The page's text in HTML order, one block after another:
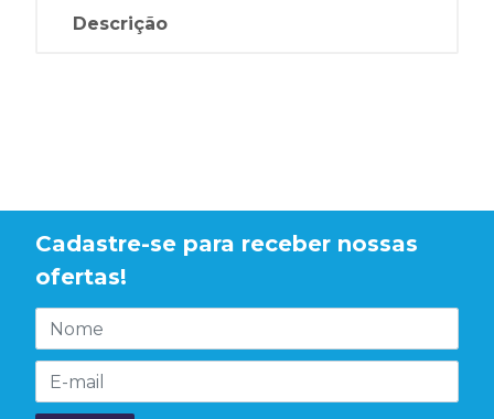
Descrição
Cadastre-se para receber nossas
ofertas!